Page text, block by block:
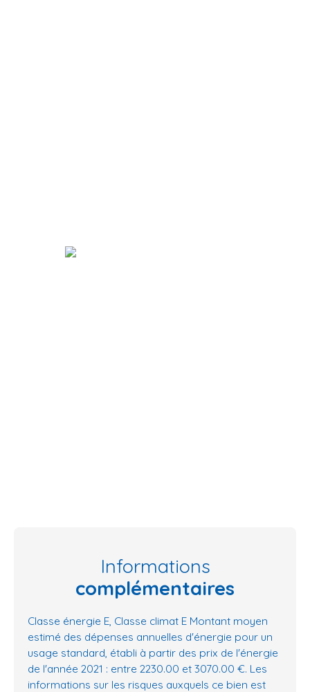
Informations
complémentaires
Classe énergie E, Classe climat E Montant moyen
estimé des dépenses annuelles d'énergie pour un
usage standard, établi à partir des prix de l'énergie
de l'année 2021 : entre 2230.00 et 3070.00 €. Les
informations sur les risques auxquels ce bien est